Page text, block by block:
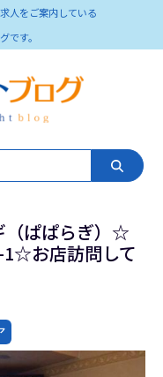
人をご案内している
です。
（ぱぱらぎ）☆
お店訪問して